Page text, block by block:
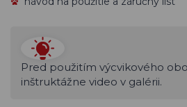
Pred použitím výcvikového
inštruktážne video v galérii.